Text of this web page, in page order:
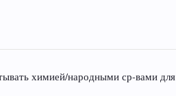
химией/народными ср-вами для